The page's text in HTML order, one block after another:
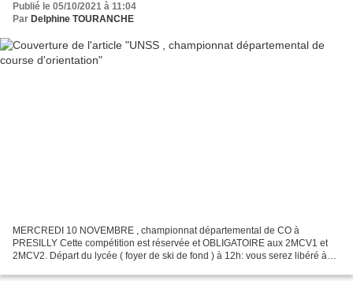
Publié le 05/10/2021 à 11:04
Par Delphine TOURANCHE
MERCREDI 10 NOVEMBRE , championnat départemental de CO à
PRESILLY Cette compétition est réservée et OBLIGATOIRE aux 2MCV1 et
2MCV2. Départ du lycée ( foyer de ski de fond ) à 12h: vous serez libéré à